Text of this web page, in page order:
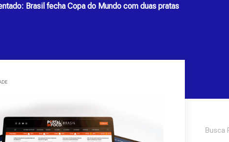
Brasil fecha Copa do Mundo com duas pratas